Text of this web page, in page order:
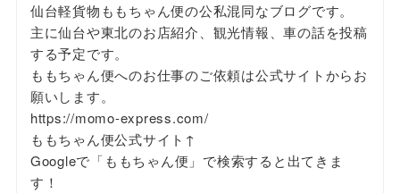
仙台軽貨物ももちゃん便の公私混同なブログです。
主に仙台や東北のお店紹介、観光情報、車の話を投稿
する予定です。
ももちゃん便へのお仕事のご依頼は公式サイトからお
願いします。
https://momo-express.com/
ももちゃん便公式サイト↑
Googleで「ももちゃん便」で検索すると出てきま
す！